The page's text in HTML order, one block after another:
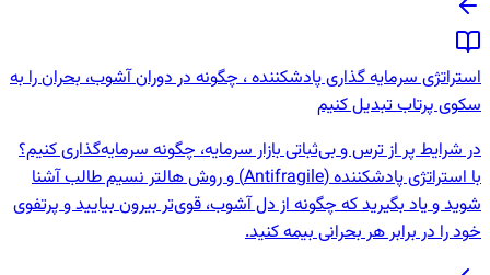
استراتژی سرمایه گذاری پادشکننده ، چگونه در دوران آشوب، بحران را به
سکوی پرتاب تبدیل کنیم
در شرایط پر از ترس و بی‌ثباتی بازار سرمایه، چگونه سرمایه‌گذاری کنیم؟
با استراتژی پادشکننده (Antifragile) و روش هالتر نسیم طالب آشنا
شوید و یاد بگیرید که چگونه از دل آشوب، قوی‌تر بیرون بیایید و پرتفوی
خود را در برابر هر بحرانی بیمه کنید.